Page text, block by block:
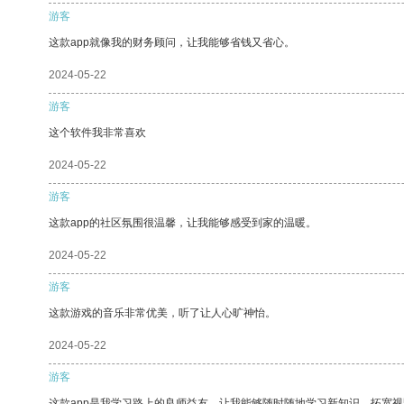
游客
这款app就像我的财务顾问，让我能够省钱又省心。
2024-05-22
游客
这个软件我非常喜欢
2024-05-22
游客
这款app的社区氛围很温馨，让我能够感受到家的温暖。
2024-05-22
游客
这款游戏的音乐非常优美，听了让人心旷神怡。
2024-05-22
游客